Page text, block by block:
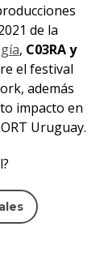
de la
, C03RA y
el festival
además
impacto en
Uruguay.